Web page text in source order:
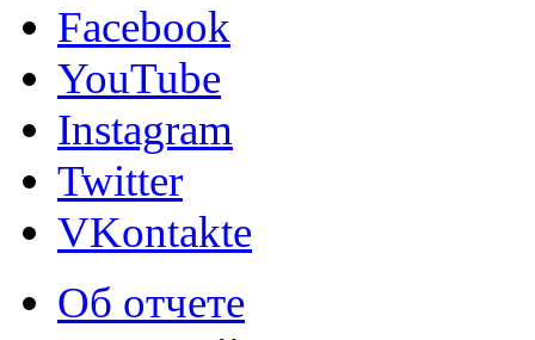
Facebook
YouTube
Instagram
Twitter
VKontakte
Об отчете